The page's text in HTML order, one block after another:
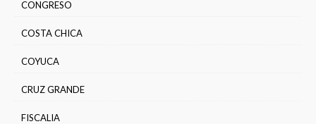
CONGRESO
COSTA CHICA
COYUCA
CRUZ GRANDE
FISCALIA